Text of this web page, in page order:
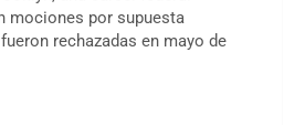
mociones por supuesta
rechazadas en mayo de